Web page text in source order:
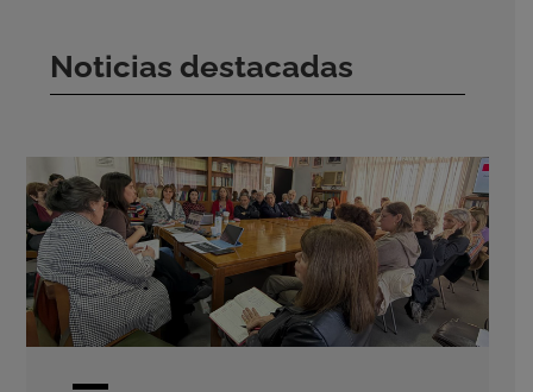
Noticias destacadas